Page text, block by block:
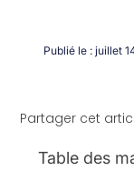
Publié le : juillet
Partager cet
Table des